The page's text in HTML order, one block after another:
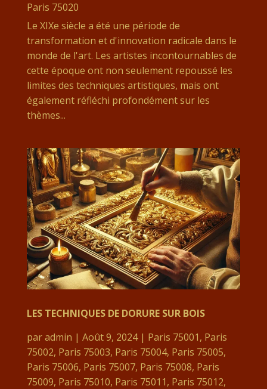
Paris 75020
Le XIXe siècle a été une période de
transformation et d'innovation radicale dans le
monde de l'art. Les artistes incontournables de
cette époque ont non seulement repoussé les
limites des techniques artistiques, mais ont
également réfléchi profondément sur les
thèmes...
LES TECHNIQUES DE DORURE SUR BOIS
paradmin | Août 9, 2024| Paris 75001, Paris
75002, Paris 75003, Paris 75004, Paris 75005,
Paris 75006, Paris 75007, Paris 75008, Paris
75009, Paris 75010, Paris 75011, Paris 75012,